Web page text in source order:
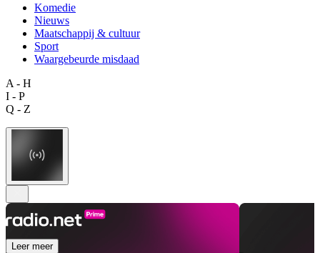
Komedie
Nieuws
Maatschappij & cultuur
Sport
Waargebeurde misdaad
A - H
I - P
Q - Z
Leer meer